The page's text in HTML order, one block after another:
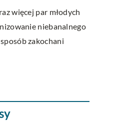
więcej par młodych
niebanalnego
zakochani